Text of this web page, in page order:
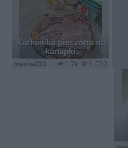
Karkówka pieczona na
kanapki
1.7k 1 0
mania233